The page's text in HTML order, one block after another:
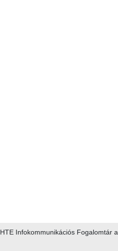
HTE Infokommunikációs Fogalomtár a